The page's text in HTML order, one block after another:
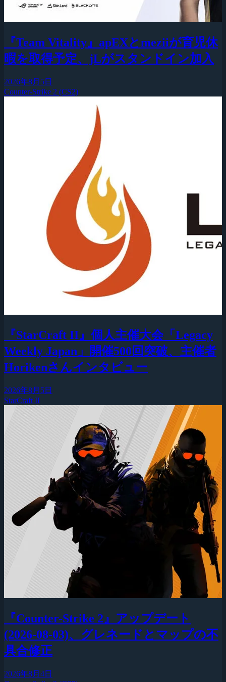
『Team Vitality』apEXとmeziiが育児休
暇を取得予定、jLがスタンドイン加入
2026年8月5日
Counter-Strike 2 (CS2)
『StarCraft II』個人主催大会「Legacy
Weekly Japan」開催500回突破、主催者
Horikenさんインタビュー
2026年8月5日
StarCraft II
『Counter-Strike 2』アップデート
(2026-08-03)、グレネードとマップの不
具合修正
2026年8月4日